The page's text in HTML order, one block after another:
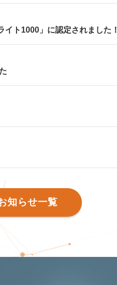
ト1000」に認定されました！
知らせ一覧